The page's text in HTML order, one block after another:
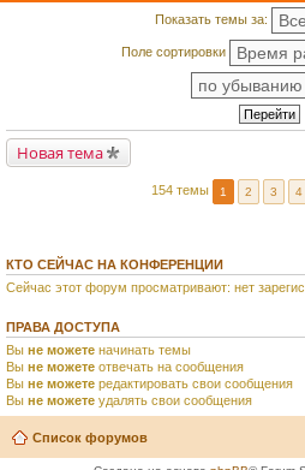
Показать темы за:
Поле сортировки
Новая тема
154 темы 1 2 3 4
КТО СЕЙЧАС НА КОНФЕРЕНЦИИ
Сейчас этот форум просматривают: нет
ПРАВА ДОСТУПА
Вы не можете начинать темы
Вы не можете отвечать на сообщения
Вы не можете редактировать свои сообщения
Вы не можете удалять свои сообщения
Список форумов